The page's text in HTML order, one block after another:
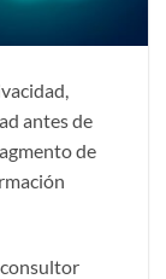
antes de
de
consultor